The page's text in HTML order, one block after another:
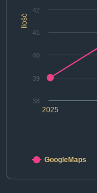
Ilość
2025
38
39
40
41
42
GoogleMaps